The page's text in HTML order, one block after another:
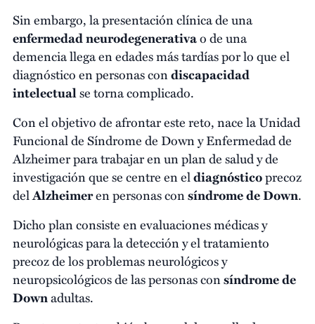
Sin embargo, la presentación clínica de una
enfermedad neurodegenerativao de una
demencia llega en edades más tardías por lo que el
diagnóstico en personas condiscapacidad
intelectualse torna complicado.
Con el objetivo de afrontar este reto, nace la Unidad
Funcional de Síndrome de Down y Enfermedad de
Alzheimer para trabajar en un plan de salud y de
investigación que se centre en eldiagnósticoprecoz
delAlzheimeren personas consíndrome de Down.
Dicho plan consiste en evaluaciones médicas y
neurológicas para la detección y el tratamiento
precoz de los problemas neurológicos y
neuropsicológicos de las personas consíndrome de
Downadultas.